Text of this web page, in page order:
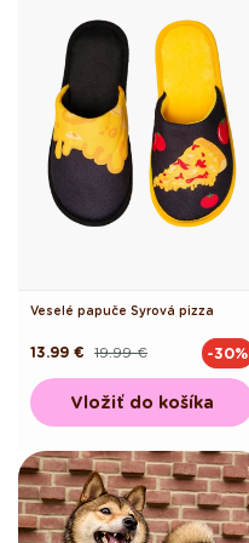
Veselé papuče Syrová pizza
Pôvodná19.99 €
Akciová
13.99 € -30%
Vložiť do košíka